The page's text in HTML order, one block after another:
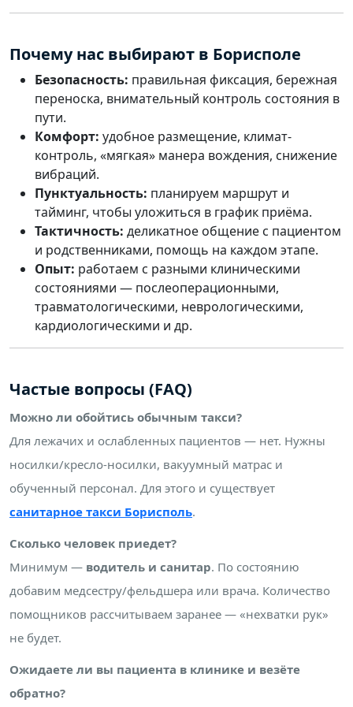
Почему нас выбирают в Борисполе
Безопасность: правильная фиксация, бережная
переноска, внимательный контроль состояния в
пути.
Комфорт: удобное размещение, климат-
контроль, «мягкая» манера вождения, снижение
вибраций.
Пунктуальность: планируем маршрут и
тайминг, чтобы уложиться в график приёма.
Тактичность: деликатное общение с пациентом
и родственниками, помощь на каждом этапе.
Опыт: работаем с разными клиническими
состояниями — послеоперационными,
травматологическими, неврологическими,
кардиологическими и др.
Частые вопросы (FAQ)
Можно ли обойтись обычным такси?
Для лежачих и ослабленных пациентов — нет. Нужны
носилки/кресло-носилки, вакуумный матрас и
обученный персонал. Для этого и существует
санитарное такси Борисполь.
Сколько человек приедет?
Минимум — водитель и санитар. По состоянию
добавим медсестру/фельдшера или врача. Количество
помощников рассчитываем заранее — «нехватки рук»
не будет.
Ожидаете ли вы пациента в клинике и везёте
обратно?